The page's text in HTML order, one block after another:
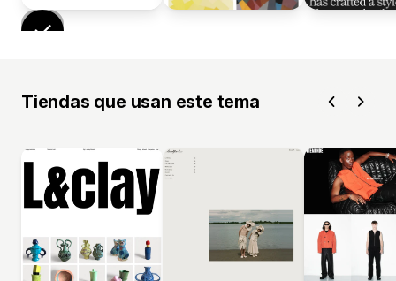
Tiendas que usan este tema